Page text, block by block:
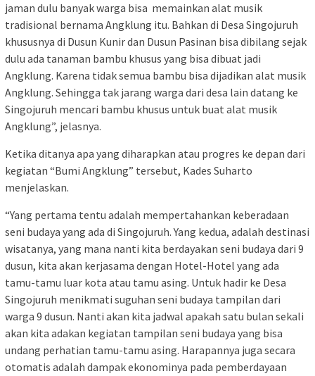
jaman dulu banyak warga bisa memainkan alat musik
tradisional bernama Angklung itu. Bahkan di Desa Singojuruh
khususnya di Dusun Kunir dan Dusun Pasinan bisa dibilang sejak
dulu ada tanaman bambu khusus yang bisa dibuat jadi
Angklung. Karena tidak semua bambu bisa dijadikan alat musik
Angklung. Sehingga tak jarang warga dari desa lain datang ke
Singojuruh mencari bambu khusus untuk buat alat musik
Angklung”, jelasnya.
Ketika ditanya apa yang diharapkan atau progres ke depan dari
kegiatan “Bumi Angklung” tersebut, Kades Suharto
menjelaskan.
“Yang pertama tentu adalah mempertahankan keberadaan
seni budaya yang ada di Singojuruh. Yang kedua, adalah destinasi
wisatanya, yang mana nanti kita berdayakan seni budaya dari 9
dusun, kita akan kerjasama dengan Hotel-Hotel yang ada
tamu-tamu luar kota atau tamu asing. Untuk hadir ke Desa
Singojuruh menikmati suguhan seni budaya tampilan dari
warga 9 dusun. Nanti akan kita jadwal apakah satu bulan sekali
akan kita adakan kegiatan tampilan seni budaya yang bisa
undang perhatian tamu-tamu asing. Harapannya juga secara
otomatis adalah dampak ekonominya pada pemberdayaan